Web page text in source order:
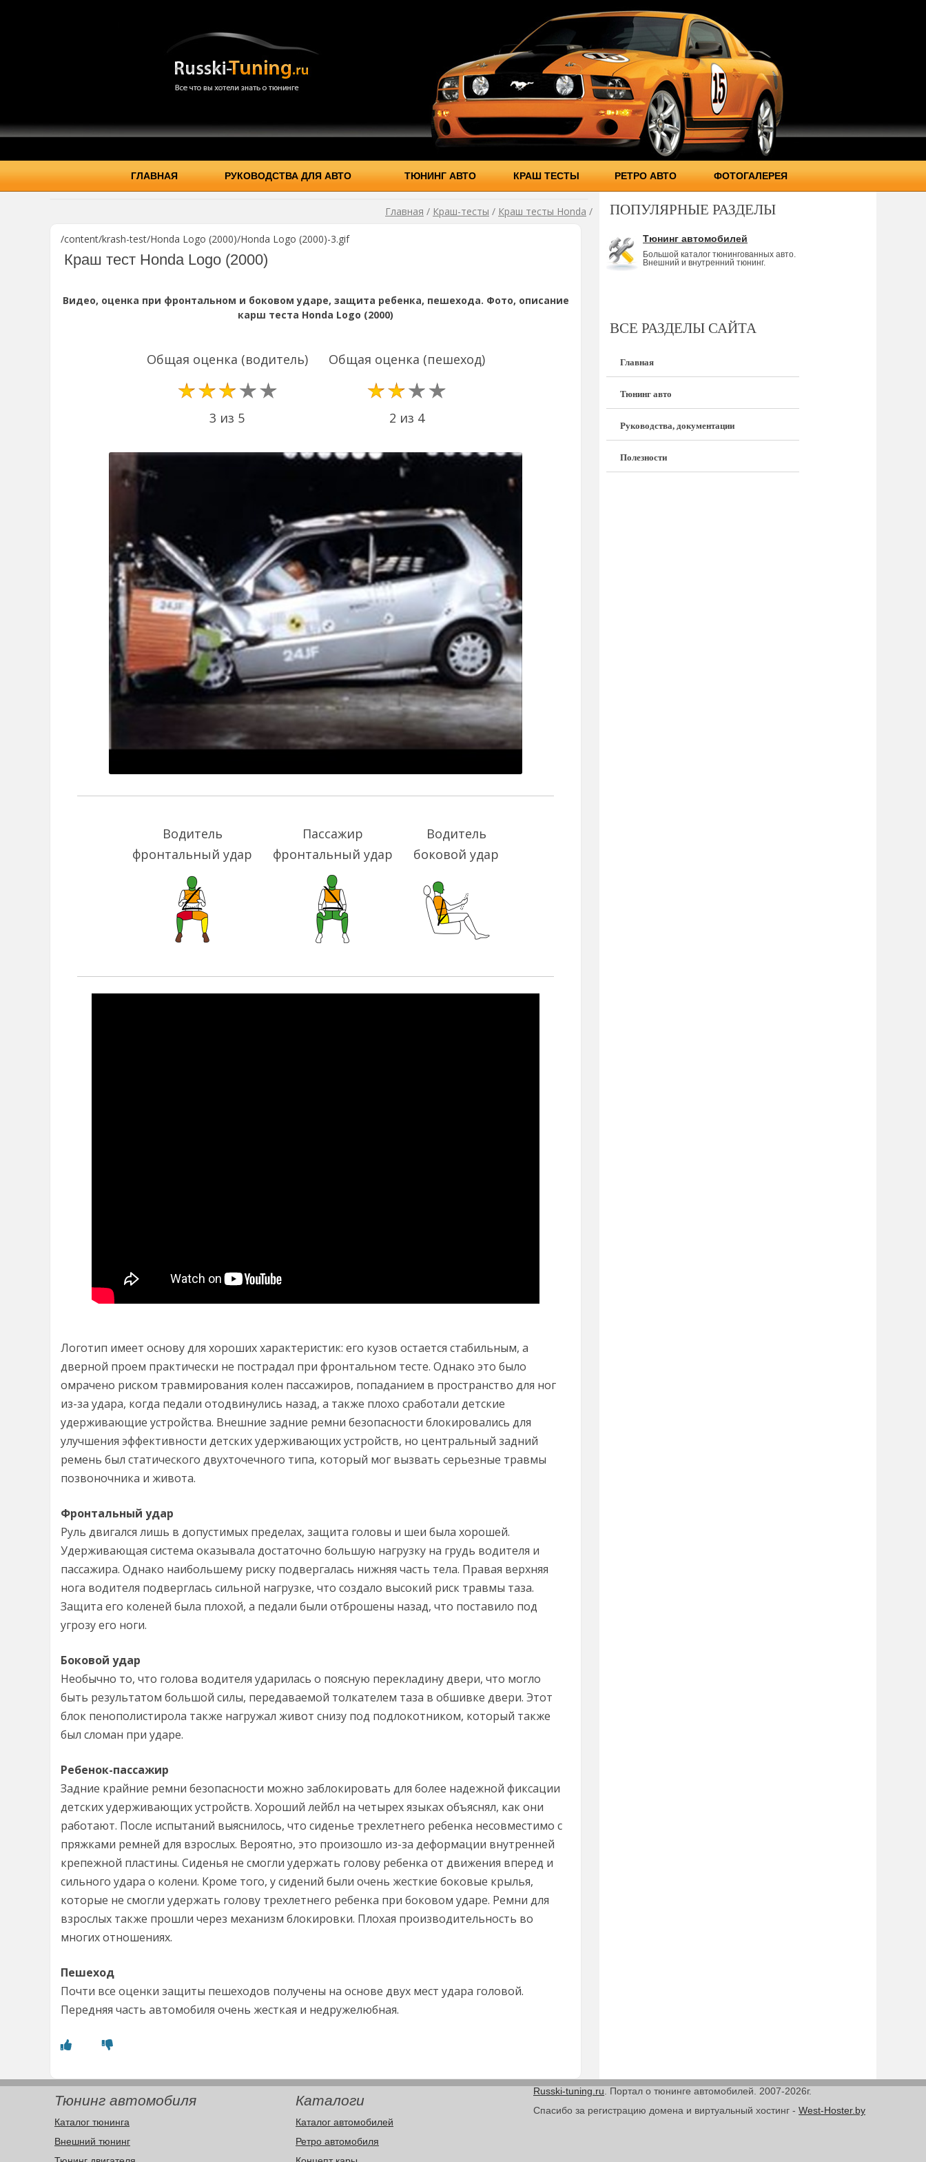
ГЛАВНАЯ РУКОВОДСТВА ДЛЯ АВТО ТЮНИНГ АВТО КРАШ ТЕСТЫ РЕТРО АВТО ФОТОГАЛЕРЕЯ
Главная / Краш-тесты / Краш тесты Honda /
/content/krash-test/Honda Logo (2000)/Honda Logo (2000)-3.gif
Краш тест Honda Logo (2000)
Видео, оценка при фронтальном и боковом ударе, защита ребенка, пешехода. Фото, описание
карш теста Honda Logo (2000)
Общая оценка (водитель)
3 из 5
Общая оценка (пешеход)
2 из 4
Водитель
фронтальный удар
Пассажир
фронтальный удар
Водитель
боковой удар
Логотип имеет основу для хороших характеристик: его кузов остается стабильным, а
дверной проем практически не пострадал при фронтальном тесте. Однако это было
омрачено риском травмирования колен пассажиров, попаданием в пространство для ног
из-за удара, когда педали отодвинулись назад, а также плохо сработали детские
удерживающие устройства. Внешние задние ремни безопасности блокировались для
улучшения эффективности детских удерживающих устройств, но центральный задний
ремень был статического двухточечного типа, который мог вызвать серьезные травмы
позвоночника и живота.
Фронтальный удар
Руль двигался лишь в допустимых пределах, защита головы и шеи была хорошей.
Удерживающая система оказывала достаточно большую нагрузку на грудь водителя и
пассажира. Однако наибольшему риску подвергалась нижняя часть тела. Правая верхняя
нога водителя подверглась сильной нагрузке, что создало высокий риск травмы таза.
Защита его коленей была плохой, а педали были отброшены назад, что поставило под
угрозу его ноги.
Боковой удар
Необычно то, что голова водителя ударилась о поясную перекладину двери, что могло
быть результатом большой силы, передаваемой толкателем таза в обшивке двери. Этот
блок пенополистирола также нагружал живот снизу под подлокотником, который также
был сломан при ударе.
Ребенок-пассажир
Задние крайние ремни безопасности можно заблокировать для более надежной фиксации
детских удерживающих устройств. Хороший лейбл на четырех языках объяснял, как они
работают. После испытаний выяснилось, что сиденье трехлетнего ребенка несовместимо с
пряжками ремней для взрослых. Вероятно, это произошло из-за деформации внутренней
крепежной пластины. Сиденья не смогли удержать голову ребенка от движения вперед и
сильного удара о колени. Кроме того, у сидений были очень жесткие боковые крылья,
которые не смогли удержать голову трехлетнего ребенка при боковом ударе. Ремни для
взрослых также прошли через механизм блокировки. Плохая производительность во
многих отношениях.
Пешеход
Почти все оценки защиты пешеходов получены на основе двух мест удара головой.
Передняя часть автомобиля очень жесткая и недружелюбная.
ПОПУЛЯРНЫЕ РАЗДЕЛЫ
Тюнинг автомобилей
Большой каталог тюнингованных авто.
Внешний и внутренний тюнинг.
ВСЕ РАЗДЕЛЫ САЙТА
Главная
Тюнинг авто
Руководства, документации
Полезности
Тюнинг автомобиля
Каталог тюнинга
Внешний тюнинг
Каталоги
Каталог автомобилей
Ретро автомобиля
Russki-tuning.ru . Портал о тюнинге автомобилей. 2007-2026г.
Спасибо за регистрацию домена и виртуальный хостинг - West-Hoster.by